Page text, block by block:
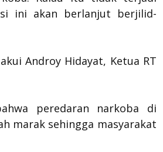
ini akan berlanjut berjilid-
Androy Hidayat, Ketua RT
peredaran narkoba di
marak sehingga masyarakat